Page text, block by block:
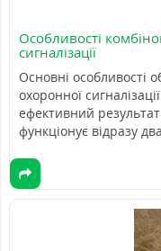
Особливості
сигналізації
Основні особливості
охоронної
ефективний
функціонує відразу